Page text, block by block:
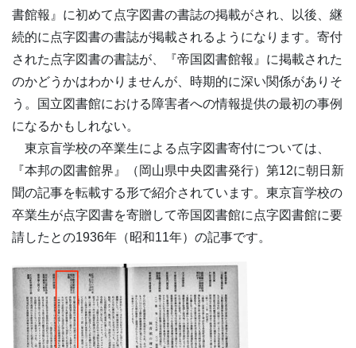
書館報』に初めて点字図書の書誌の掲載がされ、以後、継
続的に点字図書の書誌が掲載されるようになります。寄付
された点字図書の書誌が、『帝国図書館報』に掲載された
のかどうかはわかりませんが、時期的に深い関係がありそ
う。国立図書館における障害者への情報提供の最初の事例
になるかもしれない。
東京盲学校の卒業生による点字図書寄付については、
『本邦の図書館界』（岡山県中央図書発行）第12に朝日新
聞の記事を転載する形で紹介されています。東京盲学校の
卒業生が点字図書を寄贈して帝国図書館に点字図書館に要
請したとの1936年（昭和11年）の記事です。